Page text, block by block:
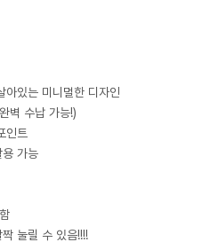
있는 미니멀한 디자인
벽 수납 가능!)
인트
가능
눌릴 수 있음!!!!